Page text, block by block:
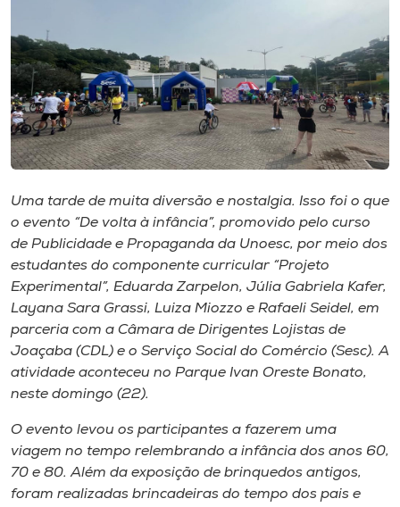
Diplomados
Cultura
CPA
Biblioteca
Editora
Rádio
Museu
Unoesc
Store
Uma tarde de muita diversão e nostalgia. Isso foi o que
o evento “De volta à infância”, promovido pelo curso
de Publicidade e Propaganda da Unoesc, por meio dos
estudantes do componente curricular “Projeto
Experimental”, Eduarda Zarpelon, Júlia Gabriela Kafer,
Layana Sara Grassi, Luiza Miozzo e Rafaeli Seidel, em
parceria com a Câmara de Dirigentes Lojistas de
Joaçaba (CDL) e o Serviço Social do Comércio (Sesc). A
atividade aconteceu no Parque Ivan Oreste Bonato,
neste domingo (22).
O evento levou os participantes a fazerem uma
viagem no tempo relembrando a infância dos anos 60,
70 e 80. Além da exposição de brinquedos antigos,
foram realizadas brincadeiras do tempo dos pais e